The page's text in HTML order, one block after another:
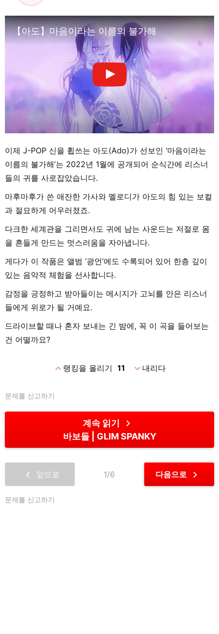
【아도】마음이라는 이름의 불가해
이제 J-POP 신을 휩쓰는 아도(Ado)가 선보인 ‘마음이라는
이름의 불가해’는 2022년 1월에 공개되어 순식간에 리스너
들의 귀를 사로잡았습니다.
마후마후가 쓴 애잔한 가사와 멜로디가 아도의 힘 있는 보컬
과 절묘하게 어우러졌죠.
다크한 세계관을 그리면서도 귀에 남는 사운드는 저절로 몸
을 흔들게 만드는 멋스러움을 자아냅니다.
게다가 이 작품은 앨범 ‘광언’에도 수록되어 있어 한층 깊이
있는 음악적 체험을 선사합니다.
감정을 긍정하고 받아들이는 메시지가 고뇌를 안은 리스너
들에게 위로가 될 거예요.
드라이브할 때나 혼자 보내는 긴 밤에, 꼭 이 곡을 들어보는
건 어떨까요?
expand_less랭킹을 올리기 11 expand_more내리다
문제를 신고하기
계속 읽기 chevron_right
바보들 GLIM SPANKY
chevron_left 앞으로 1/6 다음으로 chevron_right
문제를 신고하기